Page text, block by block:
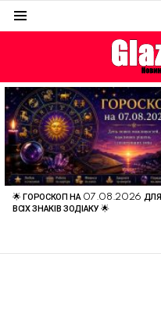
ОСТАННІ
СТАТТІ
🌟 ГОРОСКОП НА 07.08.2026 ДЛЯ
ВСІХ ЗНАКІВ ЗОДІАКУ 🌟